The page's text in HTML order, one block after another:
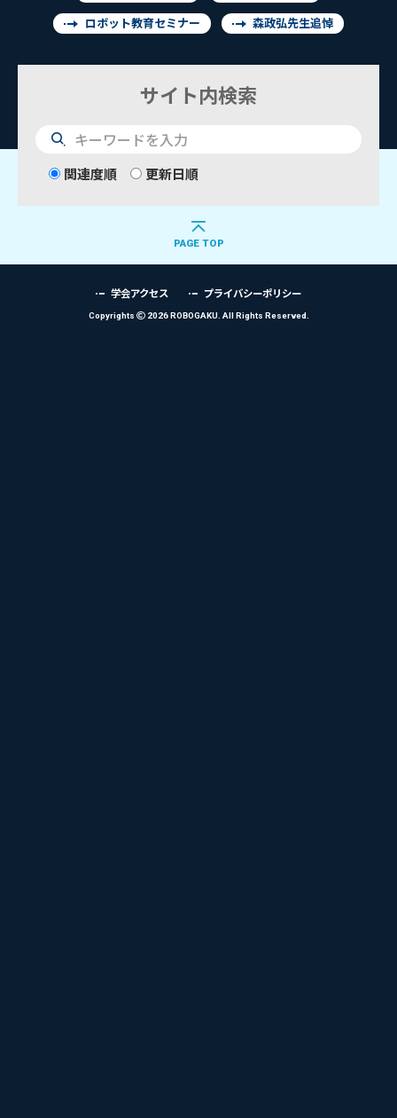
ロボット教育セミナー 森政弘先生追悼
サイト内検索
検
索
関連度順 更新日順
PAGE TOP
学会アクセス プライバシーポリシー
Copyrights 2026 ROBOGAKU. All Rights Reserved.